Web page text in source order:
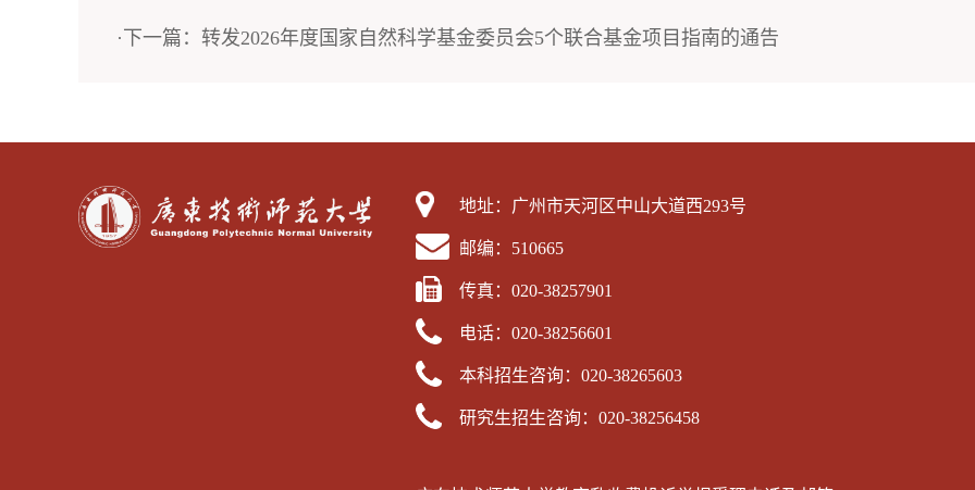
·下一篇：转发2026年度国家自然科学基金委员会5个联合基金项目指南的通告
地址：广州市天河区中山大道西293号
邮编：510665
传真：020-38257901
电话：020-38256601
本科招生咨询：020-38265603
研究生招生咨询：020-38256458